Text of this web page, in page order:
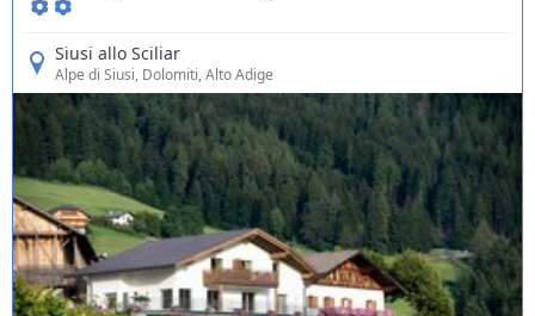
Siusi allo Sciliar
Alpe di Siusi, Dolomiti, Alto Adige